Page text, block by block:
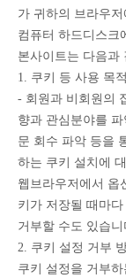
가 귀하의 브라우
컴퓨터 하드디스크
본사이트는 다음과
1. 쿠키 등 사용 목적
- 회원과 비회원의
향과 관심분야를
문 회수 파악 등을
하는 쿠키 설치에
웹브라우저에서 옵
키가 저장될 때마
거부할 수도 있습니
2. 쿠키 설정 거부
쿠키 설정을 거부